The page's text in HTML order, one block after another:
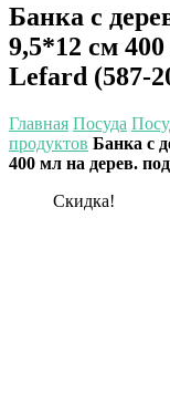
Банка с
9,5*12 см
Lefard (587-
Главная Посуда
продуктов Банка с
400 мл на дерев.
Скидка!